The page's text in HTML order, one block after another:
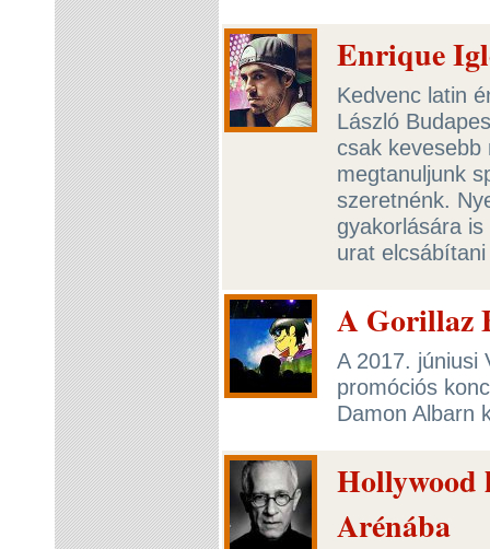
Enrique
Kedvenc latin
László
csak kevesebb
megtanuljunk
szeretnénk.
gyakorlására
urat
A Gorillaz
A 2017. júniusi
promóciós
Damon Albarn
Hollywood
Arénába